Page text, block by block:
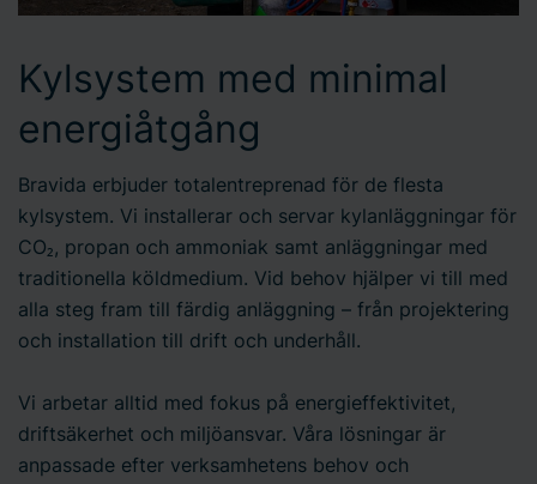
Kylsystem med minimal
energiåtgång
Bravida erbjuder totalentreprenad för de flesta
kylsystem. Vi installerar och servar kylanläggningar för
CO₂, propan och ammoniak samt anläggningar med
traditionella köldmedium. Vid behov hjälper vi till med
alla steg fram till färdig anläggning – från projektering
och installation till drift och underhåll.
Vi arbetar alltid med fokus på energieffektivitet,
driftsäkerhet och miljöansvar. Våra lösningar är
anpassade efter verksamhetens behov och